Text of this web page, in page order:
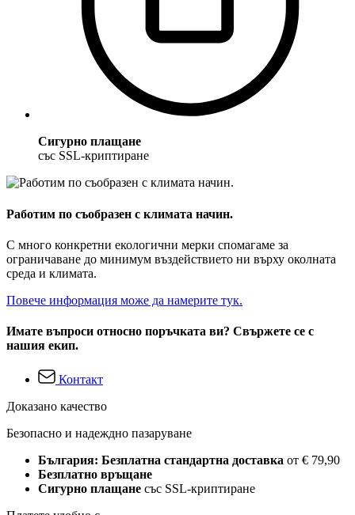
Сигурно плащане
със SSL-криптиране
Работим по съобразен с климата начин.
С много конкретни екологични мерки спомагаме за
ограничаване до минимум въздействието ни върху околната
среда и климата.
Повече информация може да намерите тук.
Имате въпроси относно поръчката ви? Свържете се с
нашия екип.
Контакт
Доказано качество
Безопасно и надеждно пазаруване
България: Безплатна стандартна доставка от € 79,90
Безплатно връщане
Сигурно плащане със SSL-криптиране